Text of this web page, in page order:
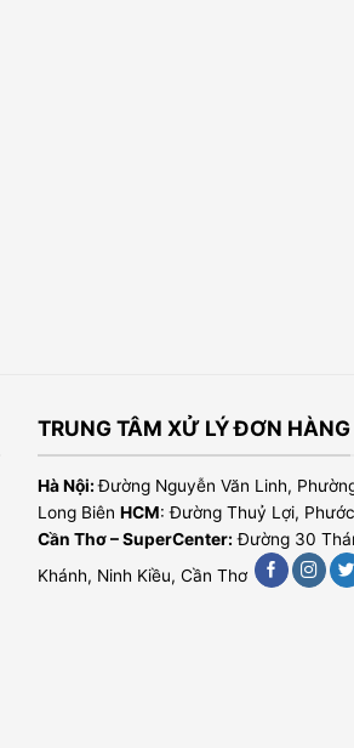
TRUNG TÂM XỬ LÝ ĐƠN HÀNG
Hà Nội:Đường Nguyễn Văn Linh,
Long BiênHCM: Đường Thuỷ Lợi,
Cần Thơ – SuperCenter: Đường 30
Khánh, Ninh Kiều, Cần Thơ